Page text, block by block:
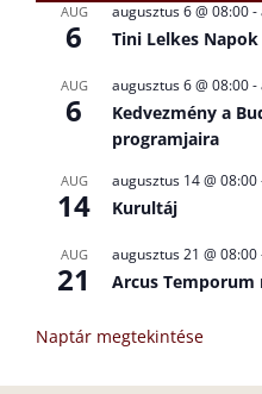
AUG
6
augusztus 6 @ 08:00-
Tini Lelkes Napok
AUG
6
augusztus 6 @ 08:00-
Kedvezmény a
programjaira
AUG
14
augusztus 14 @ 08:00
Kurultáj
AUG
21
augusztus 21 @ 08:00
Arcus Temporum
Naptár megtekintése